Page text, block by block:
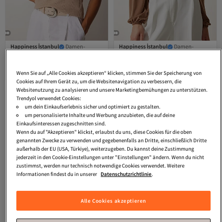
Happiness İstanbul
Damen-
12,06€
Happiness İstanbul
Damen-
sandfarbenem Muster FF00154
17,81€
Wenn Sie auf „Alle Cookies akzeptieren“ klicken, stimmen Sie der Speicherung von
Cookies auf Ihrem Gerät zu, um die Websitenavigation zu verbessern, die
Websitenutzung zu analysieren und unsere Marketingbemühungen zu unterstützen.
Trendyol verwendet Cookies:
um dein Einkaufserlebnis sicher und optimiert zu gestalten.
um personalisierte Inhalte und Werbung anzubieten, die auf deine
Einkaufsinteressen zugeschnitten sind.
Wenn du auf "Akzeptieren" klickst, erlaubst du uns, diese Cookies für die oben
genannten Zwecke zu verwenden und gegebenenfalls an Dritte, einschließlich Dritte
außerhalb der EU (USA, Türkiye), weiterzugeben. Du kannst deine Zustimmung
jederzeit in den Cookie-Einstellungen unter "Einstellungen" ändern. Wenn du nicht
zustimmst, werden nur technisch notwendige Cookies verwendet. Weitere
Informationen findest du in unserer Datenschutzrichtlinie.
Alle Cookies akzeptieren